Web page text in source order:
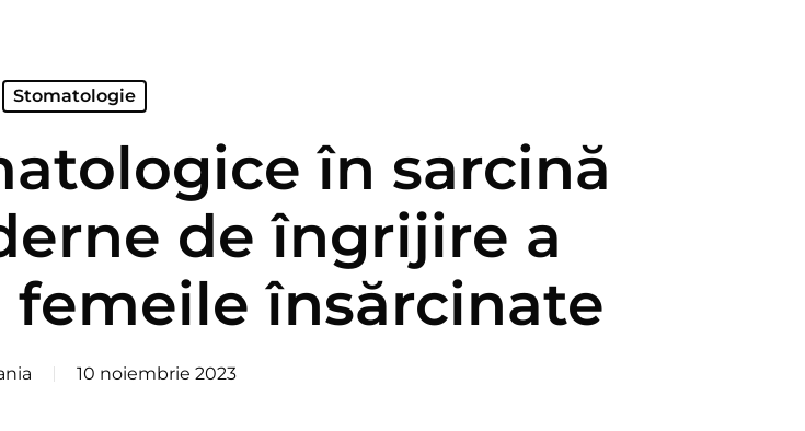
Stomatologie
în sarcină
de îngrijire a
însărcinate
10 noiembrie 2023